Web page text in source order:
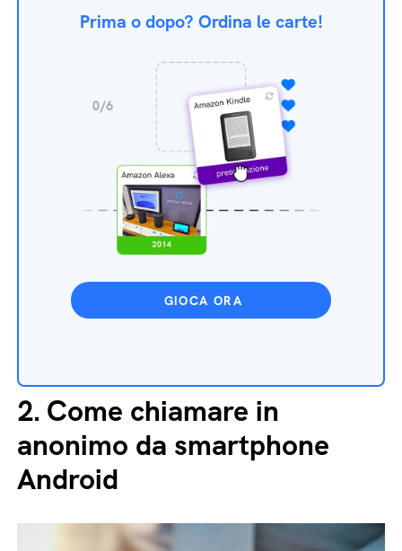
Prima o dopo? Ordina le carte!
GIOCA ORA
2. Come chiamare in
anonimo da smartphone
Android